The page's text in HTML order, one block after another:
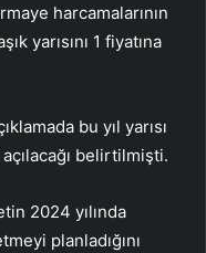
harcamalarının
yarısını 1 fiyatına
bu yıl yarısı
belirtilmişti.
2024 yılında
planladığını